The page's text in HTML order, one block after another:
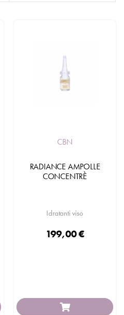
CBN
RADIANCE AMPOLLE
CONCENTRÈ
Idratanti viso
199,00 €